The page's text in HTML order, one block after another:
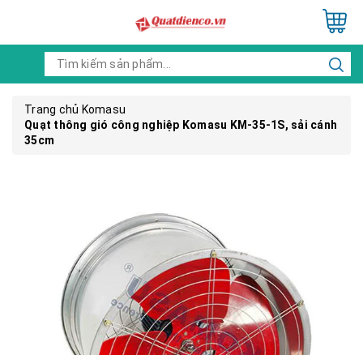
Trang chủ Komasu
Quạt thông gió công nghiệp Komasu KM-35-1S, sải cánh
35cm